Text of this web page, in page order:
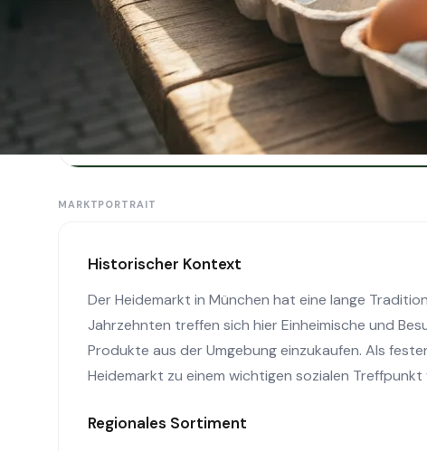
Mittwoch
Über den Markt
MARKTPORTRAIT
Historischer Kontext
Der Heidemarkt in München hat eine lange
Jahrzehnten treffen sich hier Einheimische und
Produkte aus der Umgebung einzukaufen. Als
Heidemarkt zu einem wichtigen sozialen
Regionales Sortiment